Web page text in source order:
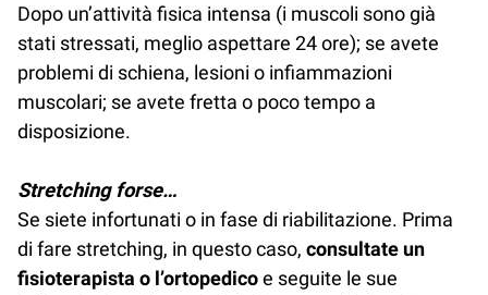
Dopo un’attività fisica intensa (i muscoli sono già
stati stressati, meglio aspettare 24 ore); se avete
problemi di schiena, lesioni o infiammazioni
muscolari; se avete fretta o poco tempo a
disposizione.
Stretching forse…
Se siete infortunati o in fase di riabilitazione. Prima
di fare stretching, in questo caso, consultate un
fisioterapista o l’ortopedicoe seguite le sue